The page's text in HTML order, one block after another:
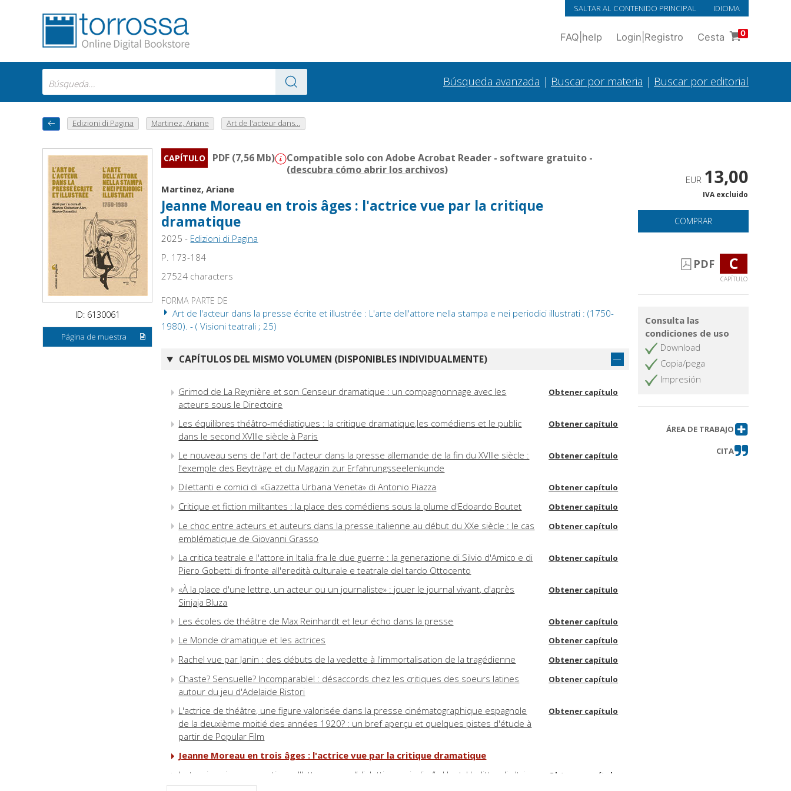
SALTAR AL CONTENIDO PRINCIPAL IDIOMA
FAQ help Login Registro Cesta 0
Búsqueda avanzada | Buscar por materia | Buscar por editorial
Edizioni di Pagina Martinez, Ariane Art de l'acteur dans...
ID: 6130061
Página de muestra
CAPÍTULO PDF (7,56 Mb)
Compatible solo con Adobe Acrobat Reader - software gratuito -
(descubra cómo abrir los archivos)
Martinez, Ariane
Jeanne Moreau en trois âges : l'actrice vue par la critique
dramatique
2025 - Edizioni di Pagina
P. 173-184
27524 characters
FORMA PARTE DE
Art de l'acteur dans la presse écrite et illustrée : L'arte dell'attore nella stampa e nei periodici illustrati : (1750-
1980). - ( Visioni teatrali ; 25)
CAPÍTULOS DEL MISMO VOLUMEN (DISPONIBLES INDIVIDUALMENTE)
Grimod de La Reynière et son Censeur dramatique : un compagnonnage avec les
acteurs sous le Directoire
Obtener capítulo
Les équilibres théâtro-médiatiques : la critique dramatique,les comédiens et le public
dans le second XVIIIe siècle à Paris
Obtener capítulo
Le nouveau sens de l'art de l'acteur dans la presse allemande de la fin du XVIIIe siècle :
l'exemple des Beyträge et du Magazin zur Erfahrungsseelenkunde
Obtener capítulo
Dilettanti e comici di «Gazzetta Urbana Veneta» di Antonio Piazza Obtener capítulo
Critique et fiction militantes : la place des comédiens sous la plume d'Edoardo Boutet Obtener capítulo
Le choc entre acteurs et auteurs dans la presse italienne au début du XXe siècle : le cas
emblématique de Giovanni Grasso
Obtener capítulo
La critica teatrale e l'attore in Italia fra le due guerre : la generazione di Silvio d'Amico e di
Piero Gobetti di fronte all'eredità culturale e teatrale del tardo Ottocento
Obtener capítulo
«À la place d'une lettre, un acteur ou un journaliste» : jouer le journal vivant, d'après
Sinjaja Bluza
Obtener capítulo
Les écoles de théâtre de Max Reinhardt et leur écho dans la presse Obtener capítulo
Le Monde dramatique et les actrices Obtener capítulo
Rachel vue par Janin : des débuts de la vedette à l'immortalisation de la tragédienne Obtener capítulo
Chaste? Sensuelle? Incomparable! : désaccords chez les critiques des soeurs latines
autour du jeu d'Adelaide Ristori
Obtener capítulo
L'actrice de théâtre, une figure valorisée dans la presse cinématographique espagnole
de la deuxième moitié des années 1920? : un bref aperçu et quelques pistes d'étude à
partir de Popular Film
Obtener capítulo
Jeanne Moreau en trois âges : l'actrice vue par la critique dramatique
La teorizzazione romantica sull'attore come “dialettica periodica” : Hunt, Hazlitt e gli altri
Obtener capítulo
EUR 13,00
IVA excluido
COMPRAR
PDF C
CAPÍTULO
Consulta las
condiciones de uso
Download
Copia/pega
Impresión
ÁREA DE TRABAJO
CITA